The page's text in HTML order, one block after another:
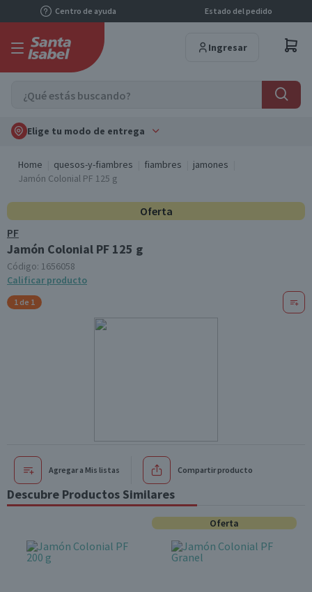
Centro de ayuda Estado del pedido
Ingresar
Elige tu modo de entrega
Home quesos-y-fiambres fiambres
jamones
Jamón Colonial PF 125 g
Oferta
PF
Jamón Colonial PF 125 g
Código: 1656058
Calificar producto
1 de 1
Agregar a Mis listas Compartir producto
Descubre Productos Similares
Oferta